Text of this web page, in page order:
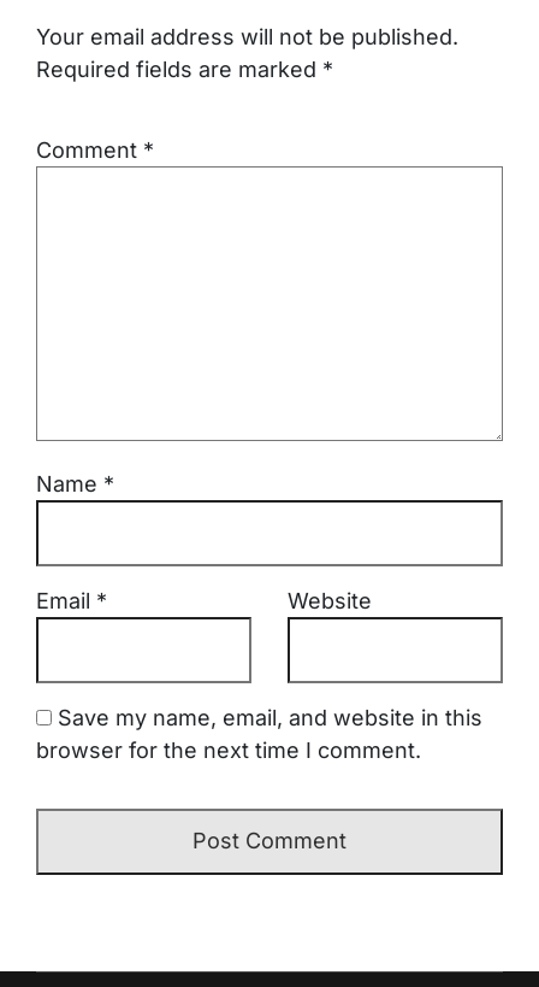
Your email address will not be published.
Required fields are marked *
Comment *
Name *
Email * Website
Save my name, email, and website in this
browser for the next time I comment.